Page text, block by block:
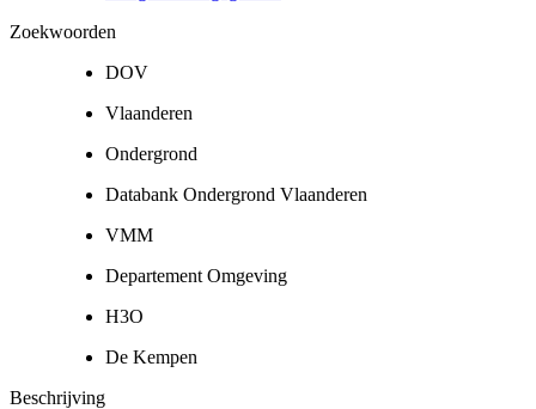
Zoekwoorden
DOV
Vlaanderen
Ondergrond
Databank Ondergrond Vlaanderen
VMM
Departement Omgeving
H3O
De Kempen
Beschrijving